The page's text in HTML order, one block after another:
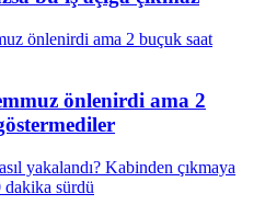
önlenirdi ama 2